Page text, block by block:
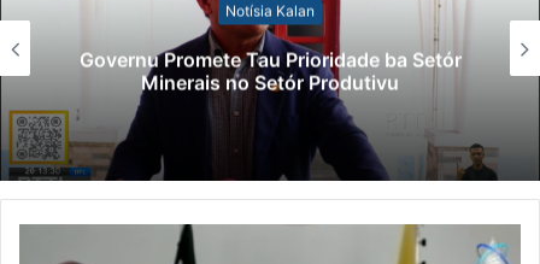
Notísia Kalan
Governu Promete Tau Prioridade ba Setór
Minerais no Setór Produtivu